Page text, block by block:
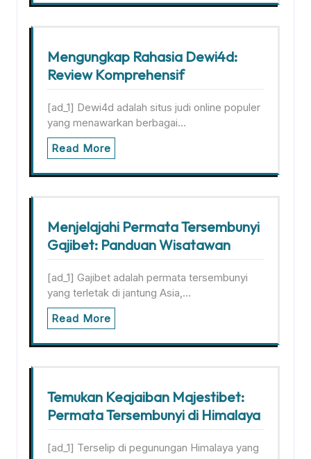
Mengungkap Rahasia Dewi4d:
Review Komprehensif
[ad_1] Dewi4d adalah situs judi online populer
yang menawarkan berbagai…
Read More
Menjelajahi Permata Tersembunyi
Gajibet: Panduan Wisatawan
[ad_1] Gajibet adalah permata tersembunyi
yang terletak di jantung Asia,…
Read More
Temukan Keajaiban Majestibet:
Permata Tersembunyi di Himalaya
[ad_1] Terselip di pegunungan Himalaya yang